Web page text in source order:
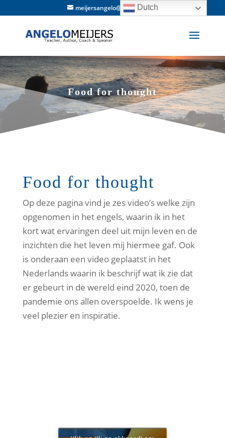
meijersangelo@hotmail.com
Food for thought
Food for thought
Op deze pagina vind je zes video’s welke zijn
opgenomen in het engels, waarin ik in het
kort wat ervaringen deel uit mijn leven en de
inzichten die het leven mij hiermee gaf. Ook
is onderaan een video geplaatst in het
Nederlands waarin ik beschrijf wat ik zie dat
er gebeurt in de wereld eind 2020, toen de
pandemie ons allen overspoelde. Ik wens je
veel plezier en inspiratie.
Dutch